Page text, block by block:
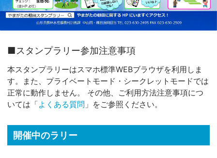
■スタンプラリー参加注意事項
本スタンプラリーはスマホ標準WEBブラウザを利用しま
す。また、プライベートモード・シークレットモードでは
正常に動作しません。 その他、ご利用方法注意事項につ
いては「よくある質問 」をご参照ください。
開催中のラリー